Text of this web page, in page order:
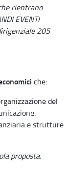
rientrano
EVENTI
205
che:
del
e strutture
proposta.